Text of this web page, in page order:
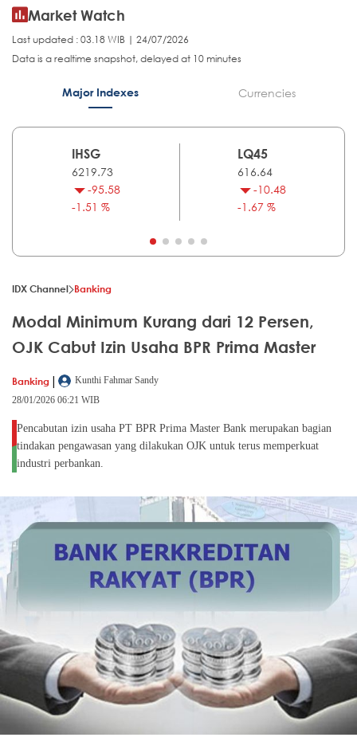
Market Watch
Last updated : 03.18 WIB | 24/07/2026
Data is a realtime snapshot, delayed at 10 minutes
Major Indexes Currencies
IHSG
6219.73
-95.58
-1.51 %
LQ45
616.64
-10.48
-1.67 %
IDX Channel Banking
Modal Minimum Kurang dari 12 Persen,
OJK Cabut Izin Usaha BPR Prima Master
Banking |
Kunthi Fahmar Sandy
28/01/2026 06:21 WIB
Pencabutan izin usaha PT BPR Prima Master Bank merupakan bagian
tindakan pengawasan yang dilakukan OJK untuk terus memperkuat
industri perbankan.